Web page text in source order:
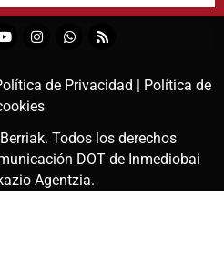
de Privacidad |
Política de
. Todos los derechos
DOT de Inmediobai
Agentzia.